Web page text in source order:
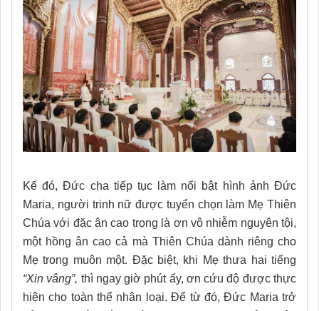
Kế đó, Đức cha tiếp tục làm nổi bật hình ảnh Đức
Maria, người trinh nữ được tuyển chọn làm Mẹ Thiên
Chúa với đặc ân cao trọng là ơn vô nhiễm nguyên tội,
một hồng ân cao cả mà Thiên Chúa dành riêng cho
Mẹ trong muôn một. Đặc biệt, khi Mẹ thưa hai tiếng
“Xin vâng”, thì ngay giờ phút ấy, ơn cứu độ được thực
hiện cho toàn thể nhân loại. Để từ đó, Đức Maria trở